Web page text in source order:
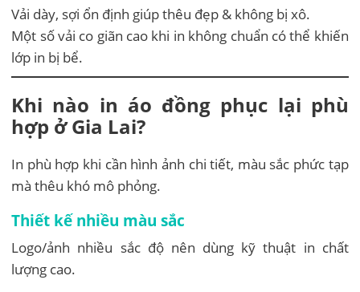
Vải dày, sợi ổn định giúp thêu đẹp & không bị xô.
Một số vải co giãn cao khi in không chuẩn có thể khiến
lớp in bị bể.
Khi nào in áo đồng phục lại phù
hợp ở Gia Lai?
In phù hợp khi cần hình ảnh chi tiết, màu sắc phức tạp
mà thêu khó mô phỏng.
Thiết kế nhiều màu sắc
Logo/ảnh nhiều sắc độ nên dùng kỹ thuật in chất
lượng cao.